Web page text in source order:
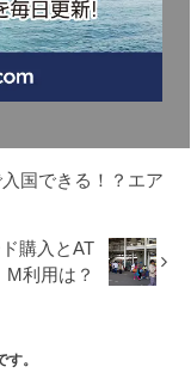
国できる！？エア
購入とAT
M利用は？
。